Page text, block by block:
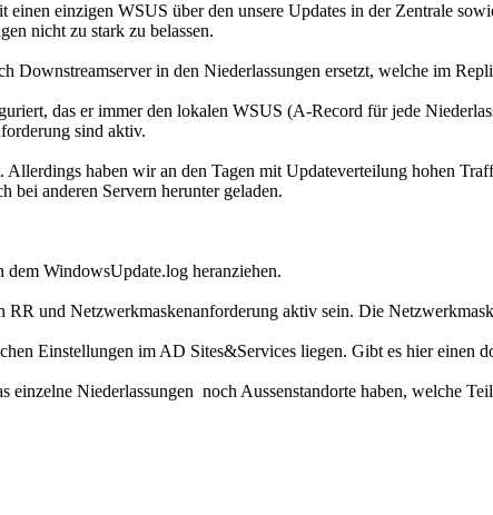
einen einzigen WSUS über den unsere Updates in der Zentrale
nicht zu stark zu belassen.
Downstreamserver in den Niederlassungen ersetzt, welche im
das er immer den lokalen WSUS (A-Record für jede
sind aktiv.
Allerdings haben wir an den Tagen mit Updateverteilung hohen
bei anderen Servern herunter geladen.
dem WindowsUpdate.log heranziehen.
RR und Netzwerkmaskenanforderung aktiv sein. Die
Einstellungen im AD Sites&Services liegen. Gibt es hier einen
einzelne Niederlassungen noch Aussenstandorte haben, welche